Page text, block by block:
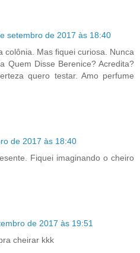
setembro de 2017 às 18:40
colônia. Mas fiquei curiosa. Nunca
Quem Disse Berenice? Acredita?
quero testar. Amo perfume
de 2017 às 18:40
Fiquei imaginando o cheiro
de 2017 às 19:51
cheirar kkk